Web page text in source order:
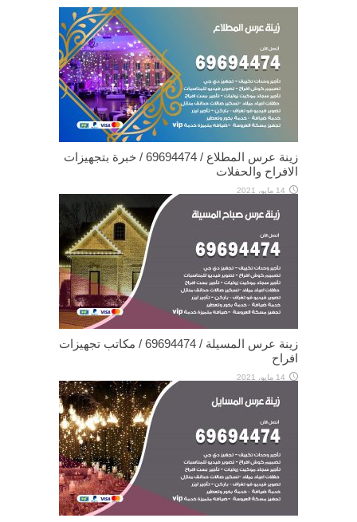
زينة عرس المطلاع / 69694474 / خبرة بتجهيزات
الافراح والحفلات
14 مايو، 2021
زينة عرس المسيلة / 69694474 / مكاتب تجهيزات
افراح
14 مايو، 2021